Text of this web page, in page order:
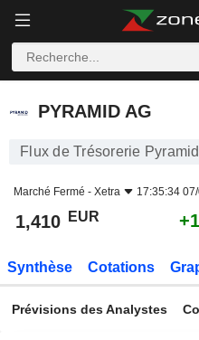
PYRAMID AG
PYRAMID AG
Flux de Trésorerie
Marché Fermé - Xetra 17:35:34
1,410 EUR
Synthèse Cotations
Prévisions des Analystes